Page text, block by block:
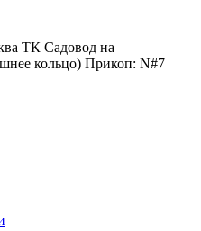
ТК Садовод на
кольцо) Прикоп: N#7